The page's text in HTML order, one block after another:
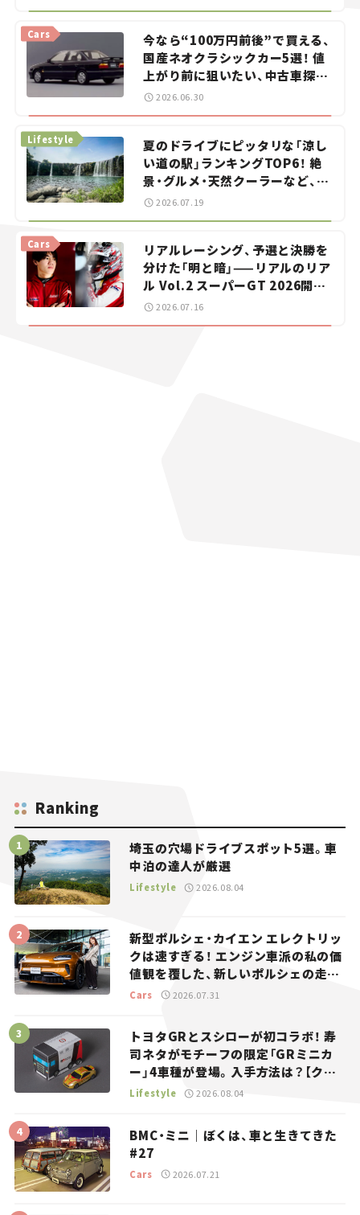
今なら“100万円前後”で買える、
国産ネオクラシックカー5選！ 値
上がり前に狙いたい、中古車探し
をお手伝い――ちょっとイケてるマ
イカー選び #02
Cars
2026.06.30
夏のドライブにピッタリな「涼し
い道の駅」ランキングTOP6！ 絶
景・グルメ・天然クーラーなど、避
暑におすすめのスポットを紹介
Lifestyle
2026.07.19
リアルレーシング、予選と決勝を
分けた「明と暗」——リアルのリア
ル Vol.2 スーパーGT 2026開幕
戦 岡山国際サーキット
Cars
2026.07.16
Ranking
埼玉の穴場ドライブスポット5選。車
中泊の達人が厳選
Lifestyle 2026.08.04
新型ポルシェ・カイエン エレクトリッ
クは速すぎる！ エンジン車派の私の価
値観を覆した、新しいポルシェの走
り。
Cars 2026.07.31
トヨタGRとスシローが初コラボ！ 寿
司ネタがモチーフの限定「GRミニカ
ー」4車種が登場。入手方法は？【クル
マとホビー】
Lifestyle 2026.08.04
BMC・ミニ｜ぼくは、車と生きてきた
#27
Cars 2026.07.21